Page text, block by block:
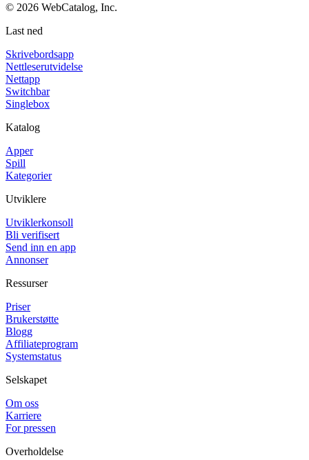
© 2026 WebCatalog, Inc.
Last ned
Skrivebordsapp
Nettleserutvidelse
Nettapp
Switchbar
Singlebox
Katalog
Apper
Spill
Kategorier
Utviklere
Utviklerkonsoll
Bli verifisert
Send inn en app
Annonser
Ressurser
Priser
Brukerstøtte
Blogg
Affiliateprogram
Systemstatus
Selskapet
Om oss
Karriere
For pressen
Overholdelse